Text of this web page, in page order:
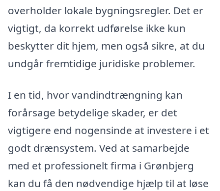
overholder lokale bygningsregler. Det er
vigtigt, da korrekt udførelse ikke kun
beskytter dit hjem, men også sikre, at du
undgår fremtidige juridiske problemer.
I en tid, hvor vandindtrængning kan
forårsage betydelige skader, er det
vigtigere end nogensinde at investere i et
godt drænsystem. Ved at samarbejde
med et professionelt firma i Grønbjerg
kan du få den nødvendige hjælp til at løse